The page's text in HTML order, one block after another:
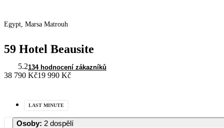
Egypt, Marsa Matrouh
59 Hotel Beausite
5.2134 hodnocení zákazníků
38 790 Kč19 990 Kč
LAST MINUTE
Osoby: 2 dospělí